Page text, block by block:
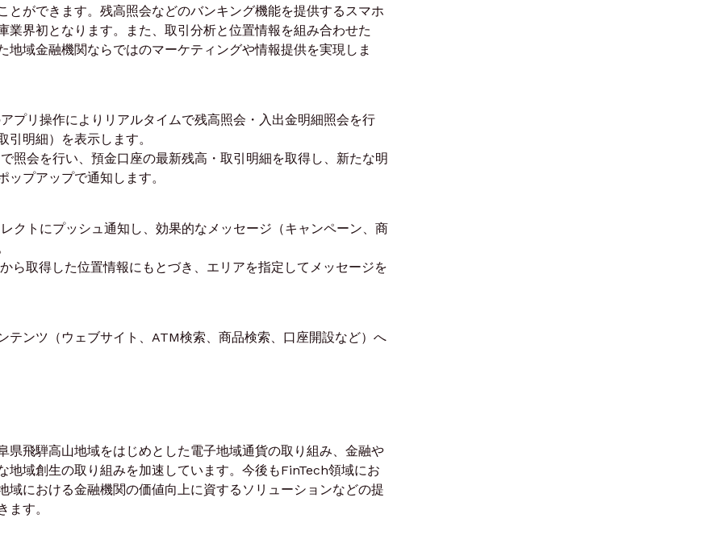
とができます。残高照会などのバンキング機能を提供するスマホ
業界初となります。また、取引分析と位置情報を組み合わせた
地域金融機関ならではのマーケティングや情報提供を実現しま
プリ操作によりリアルタイムで残高照会・入出金明細照会を行
明細）を表示します。
照会を行い、預金口座の最新残高・取引明細を取得し、新たな明
プアップで通知します。
クトにプッシュ通知し、効果的なメッセージ（キャンペーン、商
ら取得した位置情報にもとづき、エリアを指定してメッセージを
テンツ（ウェブサイト、ATM検索、商品検索、口座開設など）へ
飛騨高山地域をはじめとした電子地域通貨の取り組み、金融や
地域創生の取り組みを加速しています。今後もFinTech領域にお
域における金融機関の価値向上に資するソリューションなどの提
す。